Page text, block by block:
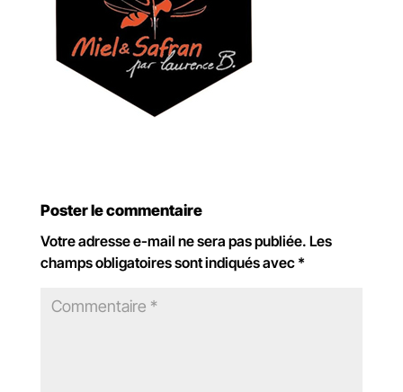
Poster le commentaire
Votre adresse e-mail ne sera pas publiée. Les
champs obligatoires sont indiqués avec *